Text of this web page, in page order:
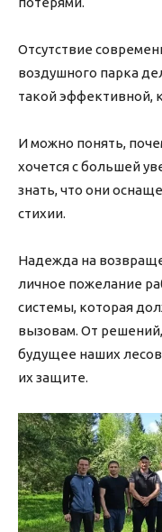
Отсутствие
воздушного парка
такой эффективной,
И можно понять,
хочется с большей
знать, что они
стихии.
Надежда на
личное пожелание
системы, которая
вызовам. От
будущее наших лесов
их защите.